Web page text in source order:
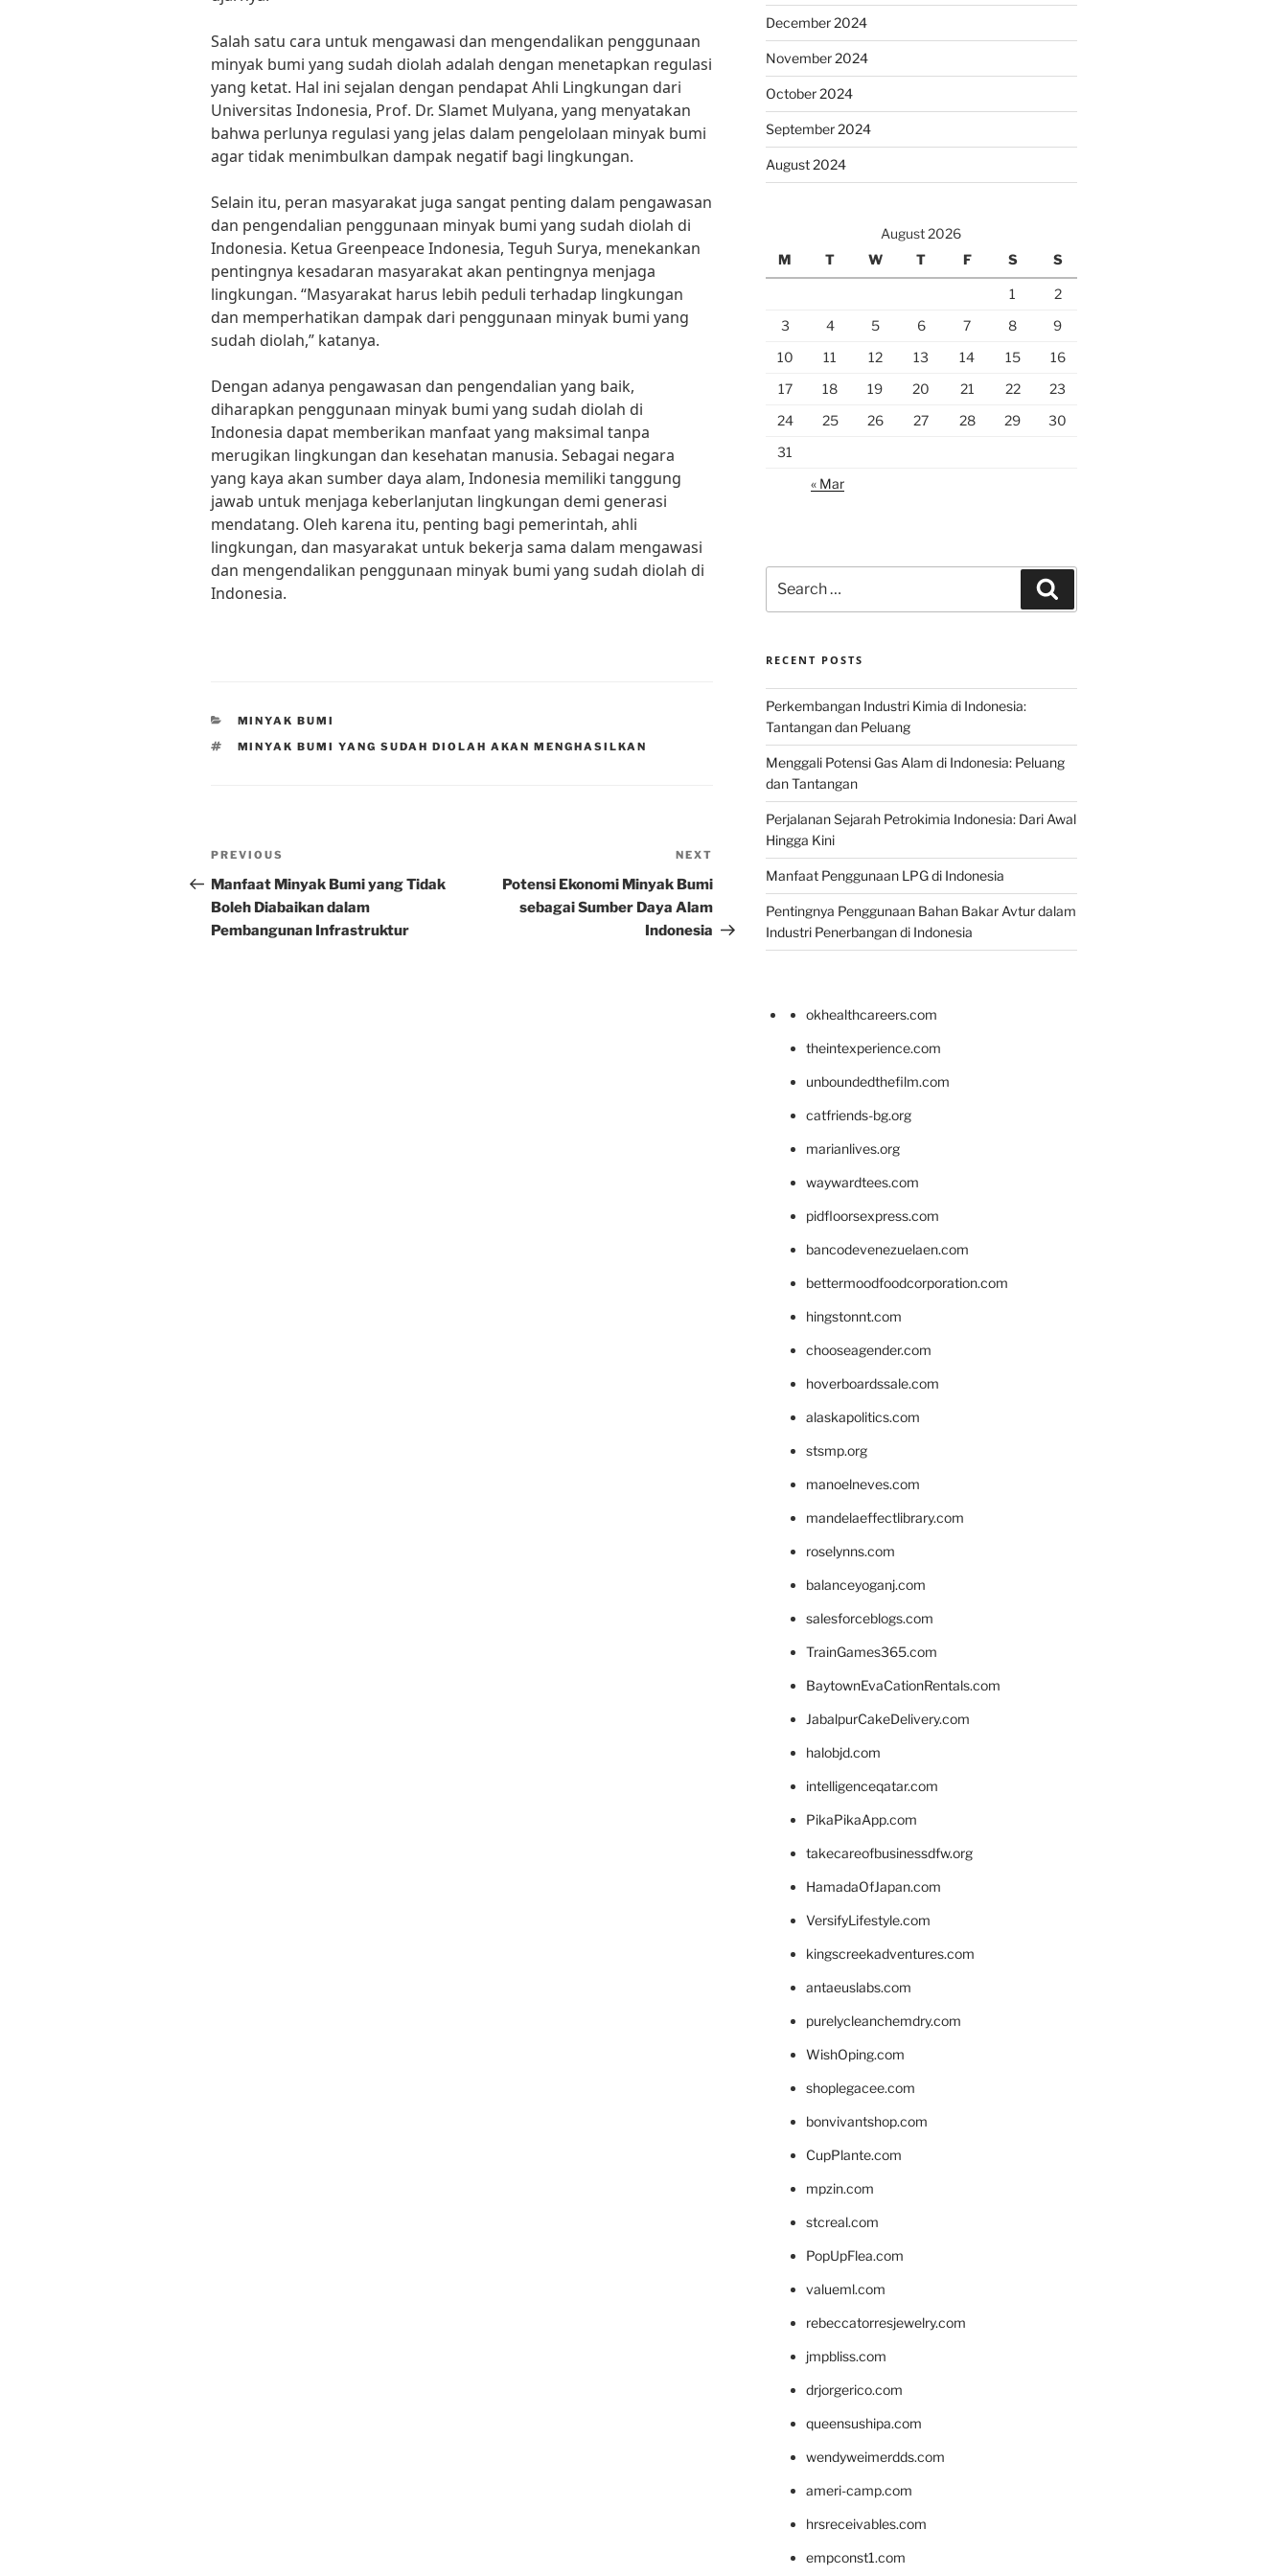
Salah satu cara untuk mengawasi dan mengendalikan penggunaan
minyak bumi yang sudah diolah adalah dengan menetapkan regulasi
yang ketat. Hal ini sejalan dengan pendapat Ahli Lingkungan dari
Universitas Indonesia, Prof. Dr. Slamet Mulyana, yang menyatakan
bahwa perlunya regulasi yang jelas dalam pengelolaan minyak bumi
agar tidak menimbulkan dampak negatif bagi lingkungan.
Selain itu, peran masyarakat juga sangat penting dalam pengawasan
dan pengendalian penggunaan minyak bumi yang sudah diolah di
Indonesia. Ketua Greenpeace Indonesia, Teguh Surya, menekankan
pentingnya kesadaran masyarakat akan pentingnya menjaga
lingkungan. “Masyarakat harus lebih peduli terhadap lingkungan
dan memperhatikan dampak dari penggunaan minyak bumi yang
sudah diolah,” katanya.
Dengan adanya pengawasan dan pengendalian yang baik,
diharapkan penggunaan minyak bumi yang sudah diolah di
Indonesia dapat memberikan manfaat yang maksimal tanpa
merugikan lingkungan dan kesehatan manusia. Sebagai negara
yang kaya akan sumber daya alam, Indonesia memiliki tanggung
jawab untuk menjaga keberlanjutan lingkungan demi generasi
mendatang. Oleh karena itu, penting bagi pemerintah, ahli
lingkungan, dan masyarakat untuk bekerja sama dalam mengawasi
dan mengendalikan penggunaan minyak bumi yang sudah diolah di
Indonesia.
CATEGORIES
MINYAK BUMI
TAGS
MINYAK BUMI YANG SUDAH DIOLAH AKAN MENGHASILKAN
Post
navigation
Previous
Post
PREVIOUS
Manfaat Minyak Bumi yang Tidak
Boleh Diabaikan dalam
Pembangunan Infrastruktur
Post
NEXT
Potensi Ekonomi Minyak Bumi
sebagai Sumber Daya Alam
Indonesia
December 2024
November 2024
October 2024
September 2024
August 2024
August 2026
M
T W T F S S
1
2
3
4 5 6 7 8
9
10
11 12 13 14 15
16
17
18 19 20 21 22
23
24
25 26 27 28 29
30
31
« Mar
for:
RECENT POSTS
Perkembangan Industri Kimia di Indonesia:
Tantangan dan Peluang
Menggali Potensi Gas Alam di Indonesia: Peluang
dan Tantangan
Perjalanan Sejarah Petrokimia Indonesia: Dari Awal
Hingga Kini
Manfaat Penggunaan LPG di Indonesia
Pentingnya Penggunaan Bahan Bakar Avtur dalam
Industri Penerbangan di Indonesia
okhealthcareers.com
theintexperience.com
unboundedthefilm.com
catfriends-bg.org
marianlives.org
waywardtees.com
pidfloorsexpress.com
bancodevenezuelaen.com
bettermoodfoodcorporation.com
hingstonnt.com
chooseagender.com
hoverboardssale.com
alaskapolitics.com
stsmp.org
manoelneves.com
mandelaeffectlibrary.com
roselynns.com
balanceyoganj.com
salesforceblogs.com
TrainGames365.com
BaytownEvaCationRentals.com
JabalpurCakeDelivery.com
halobjd.com
intelligenceqatar.com
PikaPikaApp.com
takecareofbusinessdfw.org
HamadaOfJapan.com
VersifyLifestyle.com
kingscreekadventures.com
antaeuslabs.com
purelycleanchemdry.com
WishOping.com
shoplegacee.com
bonvivantshop.com
CupPlante.com
mpzin.com
stcreal.com
PopUpFlea.com
valueml.com
rebeccatorresjewelry.com
jmpbliss.com
drjorgerico.com
queensushipa.com
wendyweimerdds.com
ameri-camp.com
hrsreceivables.com
empconst1.com